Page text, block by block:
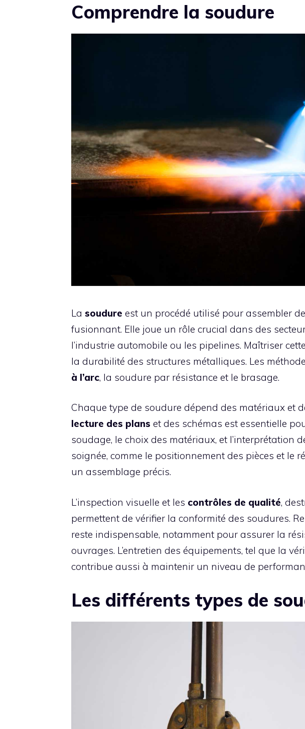
Comprendre la soudure
La soudure est un procédé utilisé pour assembler
fusionnant. Elle joue un rôle crucial dans des
l’industrie automobile ou les pipelines. Maîtriser
la durabilité des structures métalliques. Les
à l’arc, la soudure par résistance et le brasage.
Chaque type de soudure dépend des matériaux et
lecture des plans et des schémas est essentielle
soudage, le choix des matériaux, et l’interprétation
soignée, comme le positionnement des pièces et le
un assemblage précis.
L’inspection visuelle et les contrôles de qualité,
permettent de vérifier la conformité des soudures.
reste indispensable, notamment pour assurer la
ouvrages. L’entretien des équipements, tel que la
contribue aussi à maintenir un niveau de
Les différents types de